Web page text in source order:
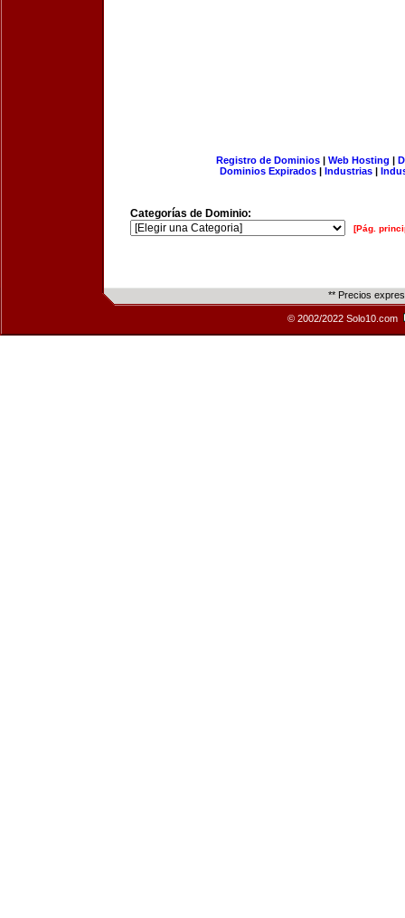
Registro de Dominios| Web Hosting |
Dominios Expirados | Industrias |
Categorías de Dominio:
[Pág.
** Precios
© 2002/2022 Solo10.com